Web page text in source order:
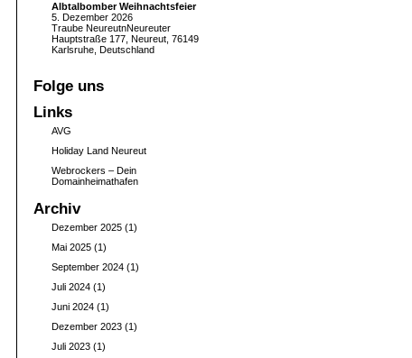
Albtalbomber Weihnachtsfeier
5. Dezember 2026
Traube NeureutnNeureuter
Hauptstraße 177, Neureut, 76149
Karlsruhe, Deutschland
Folge uns
Links
AVG
Holiday Land Neureut
Webrockers – Dein
Domainheimathafen
Archiv
Dezember 2025(1)
Mai 2025(1)
September 2024(1)
Juli 2024(1)
Juni 2024(1)
Dezember 2023(1)
Juli 2023(1)